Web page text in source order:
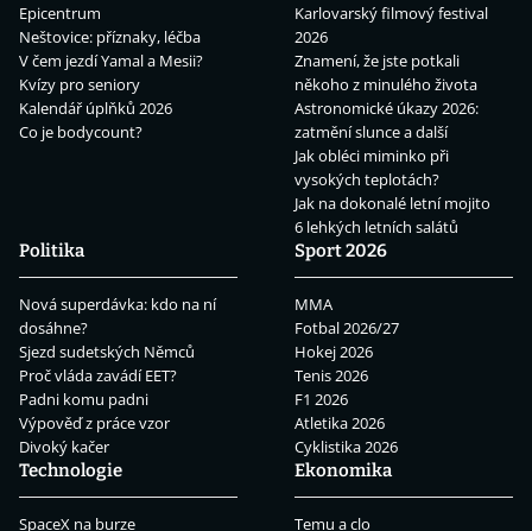
Epicentrum
Neštovice: příznaky, léčba
V čem jezdí Yamal a Mesii?
Kvízy pro seniory
Kalendář úplňků 2026
Co je bodycount?
Karlovarský filmový festival
2026
Znamení, že jste potkali
někoho z minulého života
Astronomické úkazy 2026:
zatmění slunce a další
Jak obléci miminko při
vysokých teplotách?
Jak na dokonalé letní mojito
6 lehkých letních salátů
Politika
Nová superdávka: kdo na ní
dosáhne?
Sjezd sudetských Němců
Proč vláda zavádí EET?
Padni komu padni
Výpověď z práce vzor
Divoký kačer
Sport 2026
MMA
Fotbal 2026/27
Hokej 2026
Tenis 2026
F1 2026
Atletika 2026
Cyklistika 2026
Technologie
SpaceX na burze
Ekonomika
Temu a clo